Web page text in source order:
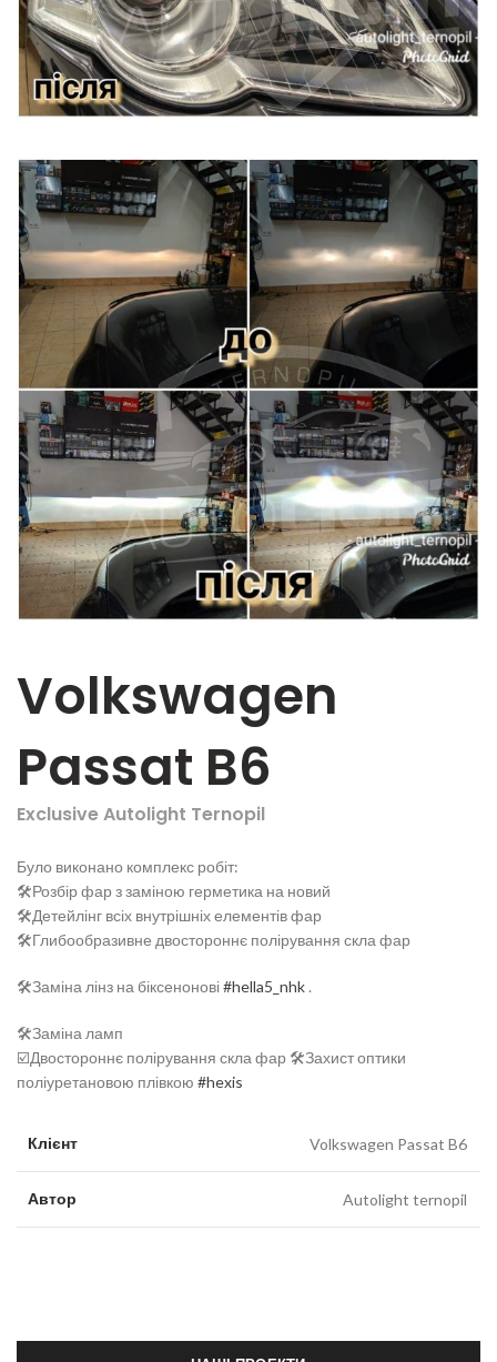
Volkswagen
Passat B6
Exclusive Autolight Ternopil
Було виконано комплекс робіт:
🛠️Розбір фар з заміною герметика на новий
🛠️Детейлінг всіх внутрішніх елементів фар
🛠️Глибообразивне двостороннє полірування скла фар
🛠️Заміна лінз на біксенонові#hella5_nhk .
🛠️Заміна ламп
☑️Двостороннє полірування скла фар 🛠️Захист оптики
поліуретановою плівкою #hexis
Клієнт Volkswagen Passat B6
Автор Autolight ternopil